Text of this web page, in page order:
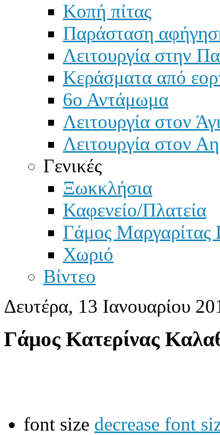
Κοπή πίτας
Παράσταση
Λειτουργία στην
Κεράσματα από
6ο Αντάμωμα
Λειτουργία στον
Λειτουργία στον
Γενικές
Ξωκκλήσια
Καφενείο/Πλατεία
Γάμος
Χωριό
Βίντεο
Δευτέρα, 13 Ιανουαρίου
Γάμος Κατερίνας
font size decrease font